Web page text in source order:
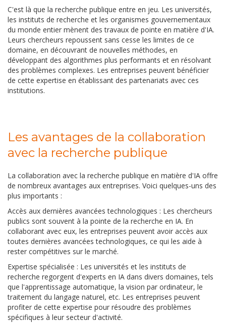
C'est là que la recherche publique entre en jeu. Les universités,
les instituts de recherche et les organismes gouvernementaux
du monde entier mènent des travaux de pointe en matière d'IA.
Leurs chercheurs repoussent sans cesse les limites de ce
domaine, en découvrant de nouvelles méthodes, en
développant des algorithmes plus performants et en résolvant
des problèmes complexes. Les entreprises peuvent bénéficier
de cette expertise en établissant des partenariats avec ces
institutions.
Les avantages de la collaboration
avec la recherche publique
La collaboration avec la recherche publique en matière d'IA offre
de nombreux avantages aux entreprises. Voici quelques-uns des
plus importants :
Accès aux dernières avancées technologiques : Les chercheurs
publics sont souvent à la pointe de la recherche en IA. En
collaborant avec eux, les entreprises peuvent avoir accès aux
toutes dernières avancées technologiques, ce qui les aide à
rester compétitives sur le marché.
Expertise spécialisée : Les universités et les instituts de
recherche regorgent d'experts en IA dans divers domaines, tels
que l'apprentissage automatique, la vision par ordinateur, le
traitement du langage naturel, etc. Les entreprises peuvent
profiter de cette expertise pour résoudre des problèmes
spécifiques à leur secteur d'activité.